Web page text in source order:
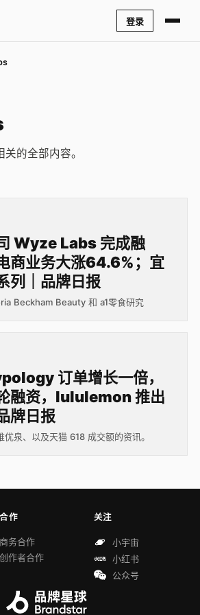
登录
的全部内容。
Wyze Labs 完成融
商业务大涨64.6%；宜
列｜品牌日报
Beckham Beauty 和 a1零食研究
订单增长一倍，
融资，lululemon 推出
牌日报
泉、以及天猫 618 成交额的资讯。
合作
商务合作
创作者合作
关注
小宇宙
小红书
公众号